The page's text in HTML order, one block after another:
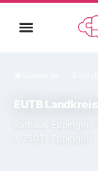
EUTB
Rathaus